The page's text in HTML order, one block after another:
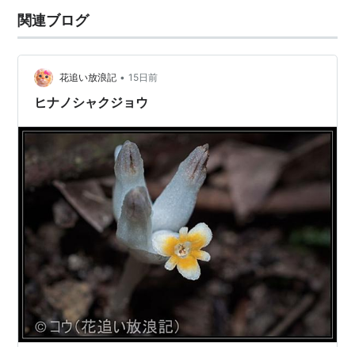
関連ブログ
花追い放浪記 • 15日前
ヒナノシャクジョウ